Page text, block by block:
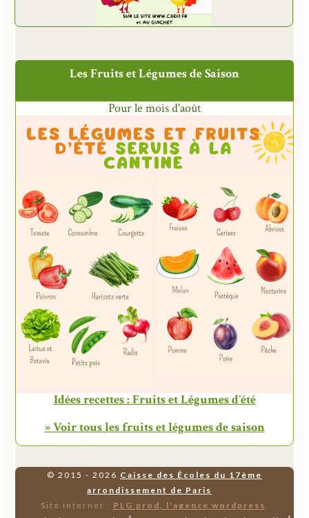
Les Fruits et Légumes de Saison
Pour le mois d'août
Idées recettes : Fruits et Légumes d’été
» Voir tous les fruits et légumes de saison
© 2015 - 2026 Caisse des Écoles du 17ème
arrondissement de Paris
Site internet : PLG prod, l'agence wordpress